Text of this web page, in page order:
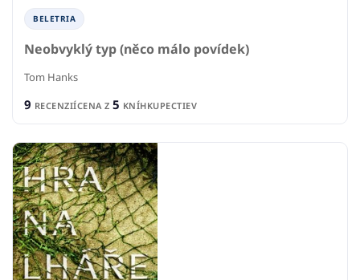
BELETRIA
Neobvyklý typ (něco málo povídek)
Tom Hanks
9 RECENZIÍCENA Z 5 KNÍHKUPECTIEV